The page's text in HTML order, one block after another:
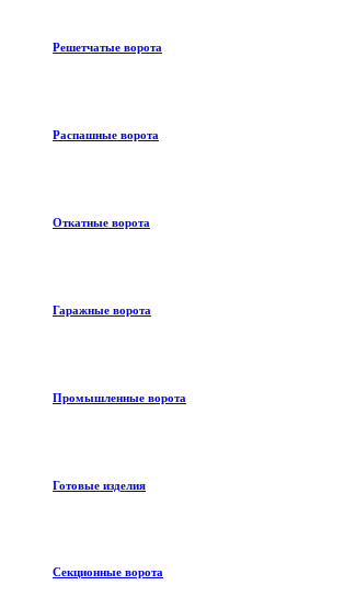
Решетчатые ворота
Распашные ворота
Откатные ворота
Гаражные ворота
Промышленные ворота
Готовые изделия
Секционные ворота